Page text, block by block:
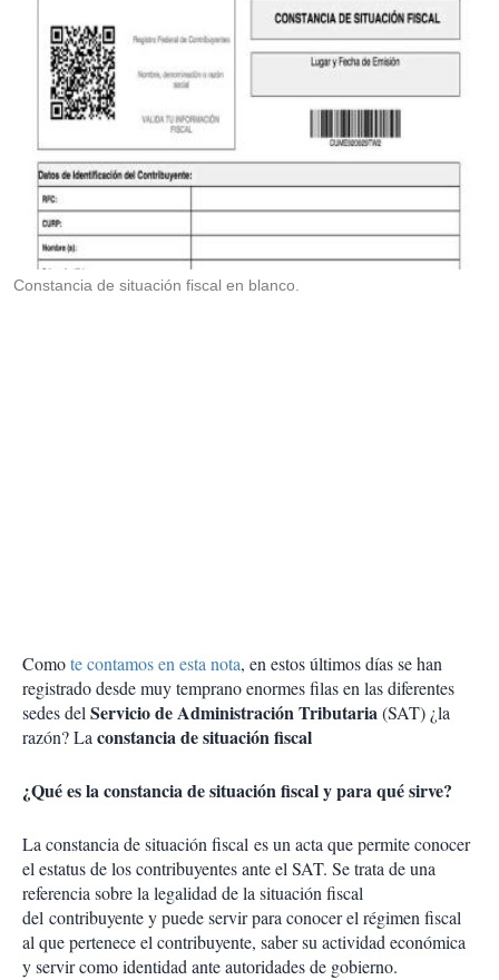
s
d
e
c
o
p
a
t
i
r
Constancia de situación fiscal en blanco.
Comote contamos en esta nota, en estos últimos días se han
registrado desde muy temprano enormes filas en las diferentes
sedes delServicio de Administración Tributaria(SAT) ¿la
razón? Laconstancia de situación fiscal
¿Qué es la constancia de situación fiscal y para qué sirve?
La constancia de situación fiscal es un acta que permite conocer
el estatus de los contribuyentes ante el SAT. Se trata de una
referencia sobre la legalidad de la situación fiscal
del contribuyente y puede servir para conocer el régimen fiscal
al que pertenece el contribuyente, saber su actividad económica
y servir como identidad ante autoridades de gobierno.